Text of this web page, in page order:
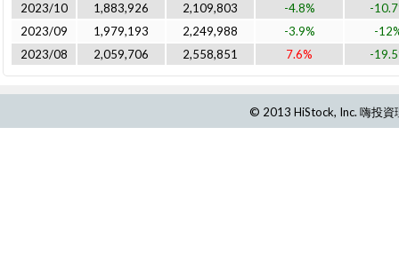
2023/10
1,883,926 2,109,803 -4.8%
-
2023/09
1,979,193 2,249,988 -3.9%
-
2023/08
2,059,706 2,558,851 7.6% -
© 2013 HiStock, Inc. 嗨投資